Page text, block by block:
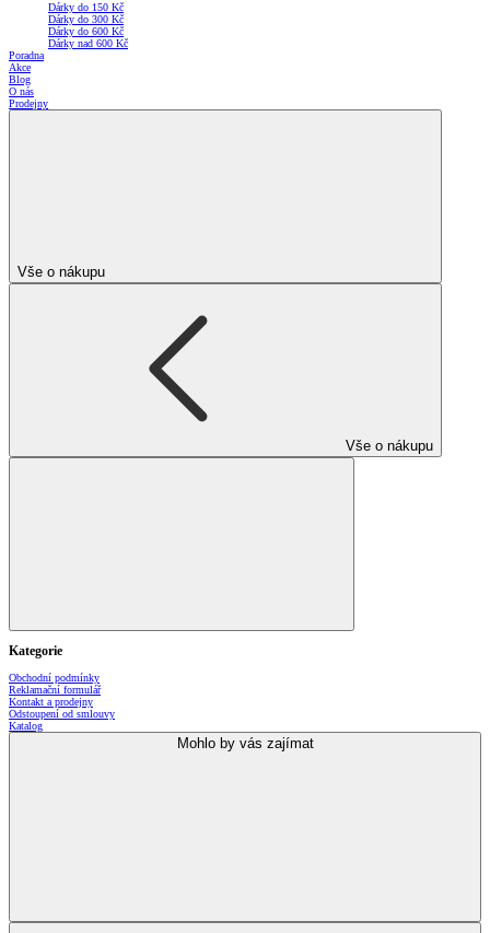
Dárky do 150 Kč
Dárky do 300 Kč
Dárky do 600 Kč
Dárky nad 600 Kč
Poradna
Akce
Blog
O nás
Prodejny
Vše o nákupu
Vše o nákupu
Kategorie
Obchodní podmínky
Reklamační formulář
Kontakt a prodejny
Odstoupení od smlouvy
Katalog
Mohlo by vás zajímat